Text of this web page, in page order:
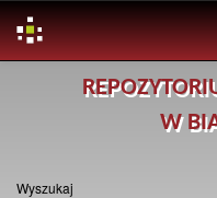
W
Wyszukaj